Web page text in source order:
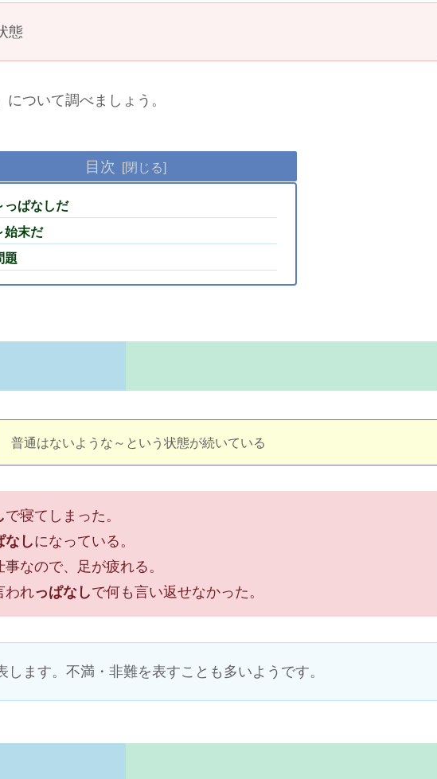
態
について調べましょう。
目次
っぱなしだ
始末だ
題
普通はないような～という状態が続いている
で寝てしまった。
なしになっている。
事なので、足が疲れる。
われっぱなしで何も言い返せなかった。
します。不満・非難を表すことも多いようです。